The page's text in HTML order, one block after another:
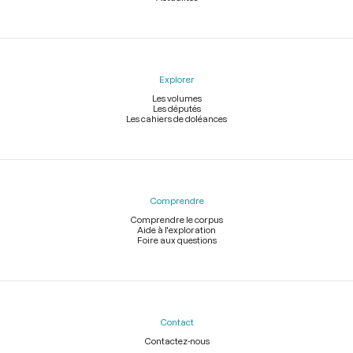
Explorer
Les volumes
Les députés
Les cahiers de doléances
Comprendre
Comprendre le corpus
Aide à l'exploration
Foire aux questions
Contact
Contactez-nous